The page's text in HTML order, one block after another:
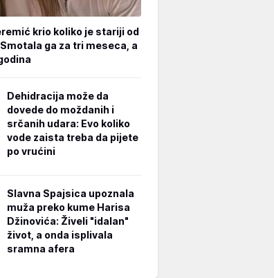
krio koliko je stariji od
ga za tri meseca, a
Dehidracija može da
dovede do moždanih i
srčanih udara: Evo koliko
vode zaista treba da pijete
po vrućini
Slavna Spajsica upoznala
muža preko kume Harisa
Džinovića: Živeli "idalan"
život, a onda isplivala
sramna afera